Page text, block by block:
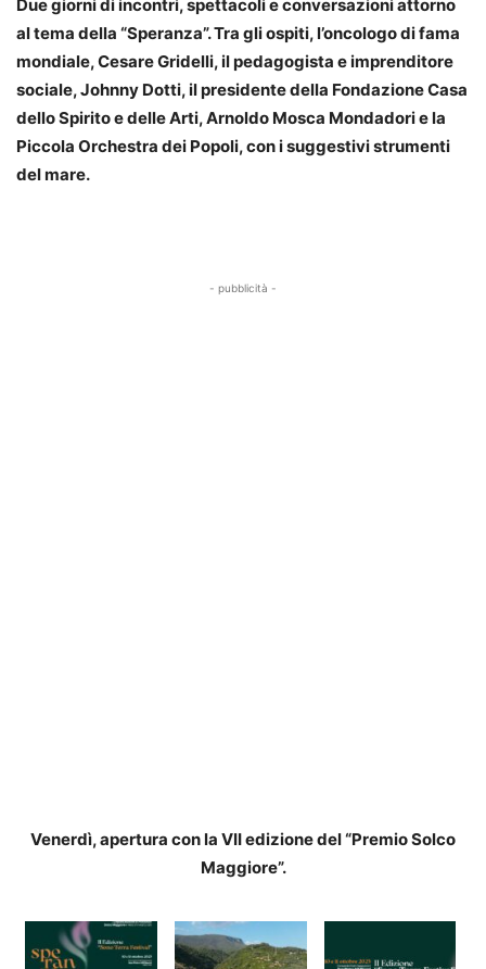
Due giorni di incontri, spettacoli e conversazioni attorno
al tema della “Speranza”. Tra gli ospiti, l’oncologo di fama
mondiale, Cesare Gridelli, il pedagogista e imprenditore
sociale, Johnny Dotti, il presidente della Fondazione Casa
dello Spirito e delle Arti, Arnoldo Mosca Mondadori e la
Piccola Orchestra dei Popoli, con i suggestivi strumenti
del mare.
- pubblicità -
Venerdì, apertura con la VII edizione del “Premio Solco
Maggiore”.